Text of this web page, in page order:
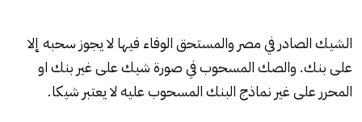
الشيك الصادر في مصر والمستحق الوفاء فيها لا يجوز سحبه إلا
على بنك. والصك المسحوب في صورة شيك على غير بنك او
المحرر على غير نماذج البنك المسحوب عليه لا يعتبر شيكا.